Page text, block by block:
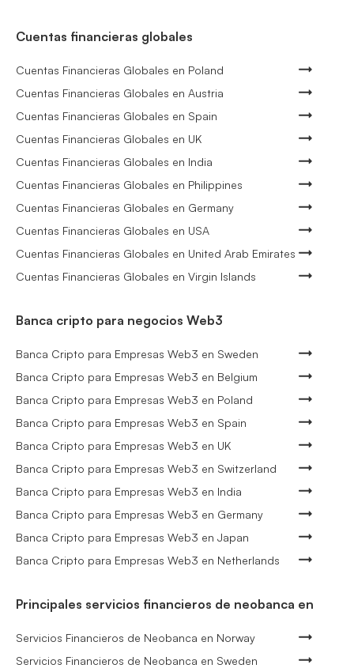
Cuentas financieras globales
Cuentas Financieras Globales en Poland
Cuentas Financieras Globales en Austria
Cuentas Financieras Globales en Spain
Cuentas Financieras Globales en UK
Cuentas Financieras Globales en India
Cuentas Financieras Globales en Philippines
Cuentas Financieras Globales en Germany
Cuentas Financieras Globales en USA
Cuentas Financieras Globales en United Arab Emirates
Cuentas Financieras Globales en Virgin Islands
Banca cripto para negocios Web3
Banca Cripto para Empresas Web3 en Sweden
Banca Cripto para Empresas Web3 en Belgium
Banca Cripto para Empresas Web3 en Poland
Banca Cripto para Empresas Web3 en Spain
Banca Cripto para Empresas Web3 en UK
Banca Cripto para Empresas Web3 en Switzerland
Banca Cripto para Empresas Web3 en India
Banca Cripto para Empresas Web3 en Germany
Banca Cripto para Empresas Web3 en Japan
Banca Cripto para Empresas Web3 en Netherlands
Principales servicios financieros de neobanca en
Servicios Financieros de Neobanca en Norway
Servicios Financieros de Neobanca en Sweden